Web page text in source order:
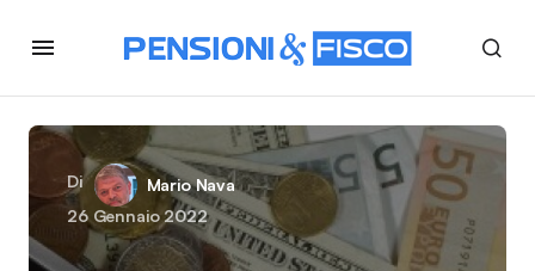
Di
Mario Nava
26 Gennaio 2022